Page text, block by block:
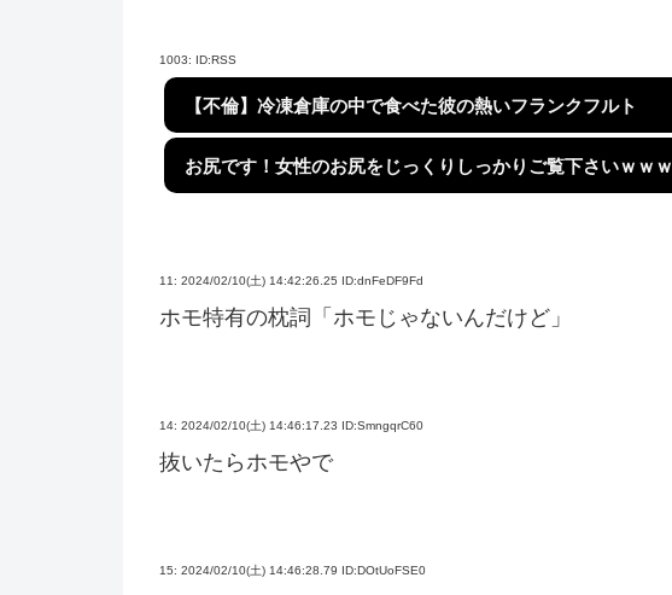
1003: ID:RSS
【不倫】冷凍倉庫の中で食べた彼の熱いフランクフルト
お尻です！女性のお尻をじっくりしっかりご覧下さいｗｗｗ
11: 2024/02/10(土) 14:42:26.25 ID:dnFeDF9Fd
ホモ特有の枕詞「ホモじゃないんだけど」
14: 2024/02/10(土) 14:46:17.23 ID:SmngqrC60
抜いたらホモやで
15: 2024/02/10(土) 14:46:28.79 ID:DOtUoFSE0